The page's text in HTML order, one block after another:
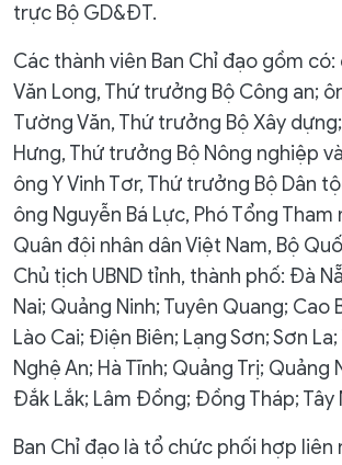
trực Bộ GD&ĐT.
Các thành viên Ban Chỉ đạo gồm có:
Văn Long, Thứ trưởng Bộ Công an;
Tường Văn, Thứ trưởng Bộ Xây
Hưng, Thứ trưởng Bộ Nông nghiệp
ông Y Vinh Tơr, Thứ trưởng Bộ Dân
ông Nguyễn Bá Lực, Phó Tổng
Quân đội nhân dân Việt Nam, Bộ
Chủ tịch UBND tỉnh, thành phố: Đà
Nai; Quảng Ninh; Tuyên Quang; Cao
Lào Cai; Điện Biên; Lạng Sơn; Sơn
Nghệ An; Hà Tĩnh; Quảng Trị; Quảng
Đắk Lắk; Lâm Đồng; Đồng Tháp; Tây
Ban Chỉ đạo là tổ chức phối hợp liên